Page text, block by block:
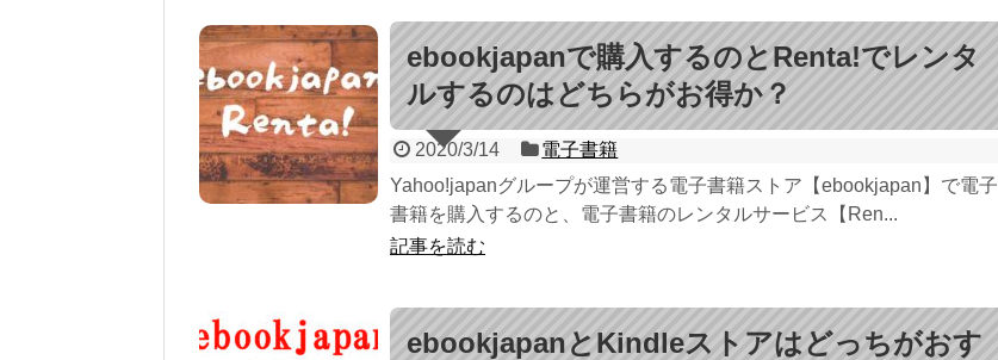
ebookjapanで購入するのとRenta!でレンタ
ルするのはどちらがお得か？
2020/3/14
電子書籍
Yahoo!japanグループが運営する電子書籍ストア【ebookjapan】で電子
書籍を購入するのと、電子書籍のレンタルサービス【Ren...
記事を読む
ebookjapanとKindleストアはどっちがおす